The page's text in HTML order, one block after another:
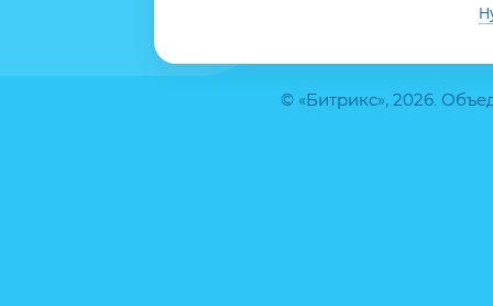
© «Битрикс», 2026.